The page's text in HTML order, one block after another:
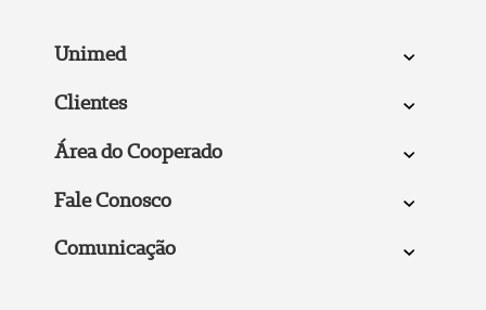
Unimed
Clientes
Área do Cooperado
Fale Conosco
Comunicação